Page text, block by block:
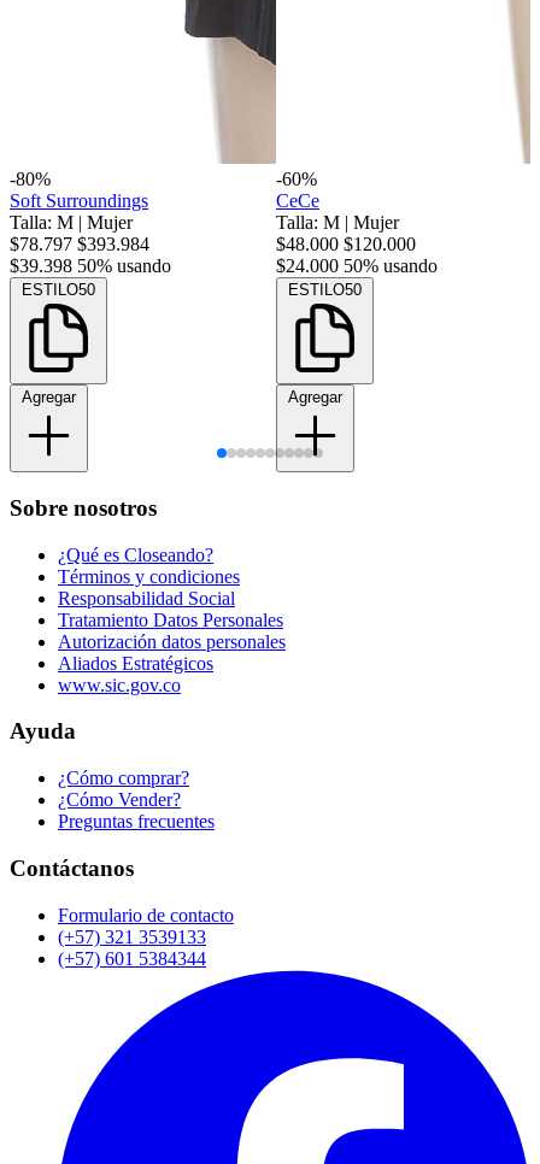
-80%
Soft Surroundings
Talla: M | Mujer
$78.797 $393.984
$39.398 50% usando
ESTILO50
Agregar
-60%
CeCe
Talla: M | Mujer
$48.000 $120.000
$24.000 50% usando
ESTILO50
Agregar
Sobre nosotros
¿Qué es Closeando?
Términos y condiciones
Responsabilidad Social
Tratamiento Datos Personales
Autorización datos personales
Aliados Estratégicos
www.sic.gov.co
Ayuda
¿Cómo comprar?
¿Cómo Vender?
Preguntas frecuentes
Contáctanos
Formulario de contacto
(+57) 321 3539133
(+57) 601 5384344